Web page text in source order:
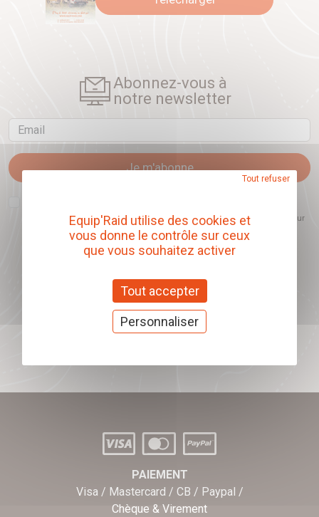
Abonnez-vous à
notre newsletter
Email
Je m'abonne
proposés. Ce choix est modifiable à tout moment et reste sans incidence sur
mon inscription.
Offrez nos chèques
cadeaux
PAIEMENT
Visa / Mastercard / CB / Paypal /
Chèque & Virement
Equip'Raid utilise des cookies et
vous donne le contrôle sur ceux
que vous souhaitez activer
Tout accepter
Tout refuser
Personnaliser